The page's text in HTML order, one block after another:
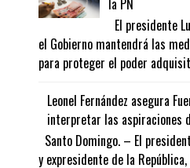
la PN
El presidente
el Gobierno mantendrá las
para proteger el poder
Leonel Fernández asegura
interpretar las aspiraciones
Santo Domingo. – El
y expresidente de la República,